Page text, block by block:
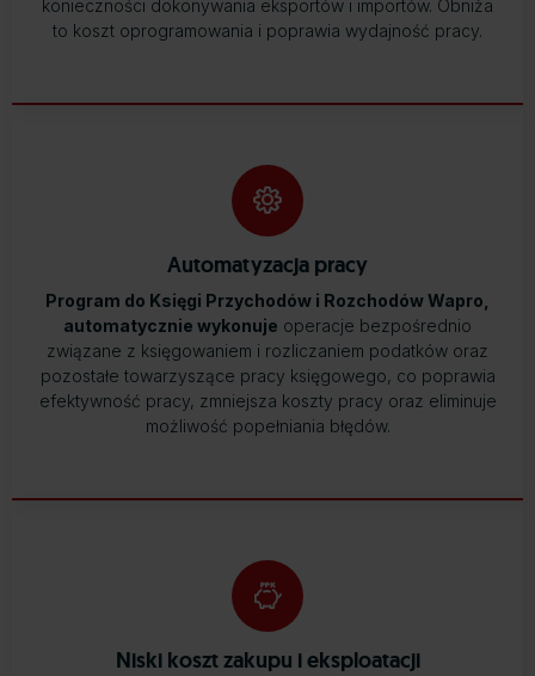
konieczności dokonywania eksportów i importów. Obniża
to koszt oprogramowania i poprawia wydajność pracy.
Automatyzacja pracy
Program do Księgi Przychodów i Rozchodów Wapro,
automatycznie wykonuje operacje bezpośrednio
związane z księgowaniem i rozliczaniem podatków oraz
pozostałe towarzyszące pracy księgowego, co poprawia
efektywność pracy, zmniejsza koszty pracy oraz eliminuje
możliwość popełniania błędów.
Niski koszt zakupu i eksploatacji